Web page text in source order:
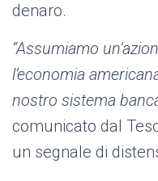
denaro.
“Assumiamo
l’economia
nostro sistema
comunicato dal
un segnale di